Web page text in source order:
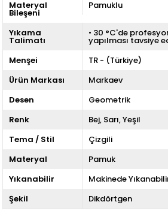
Materyal
Bileşeni
Pamuklu
Yıkama
Talimatı
• 30 °C'de
yapılması tavsiye
Menşei
TR - (Türkiye)
Ürün Markası
Markaev
Desen
Geometrik
Renk
Bej Sarı Yeşil
Tema / Stil
Çizgili
Materyal
Pamuk
Yıkanabilir
Makinede
Şekil
Dikdörtgen